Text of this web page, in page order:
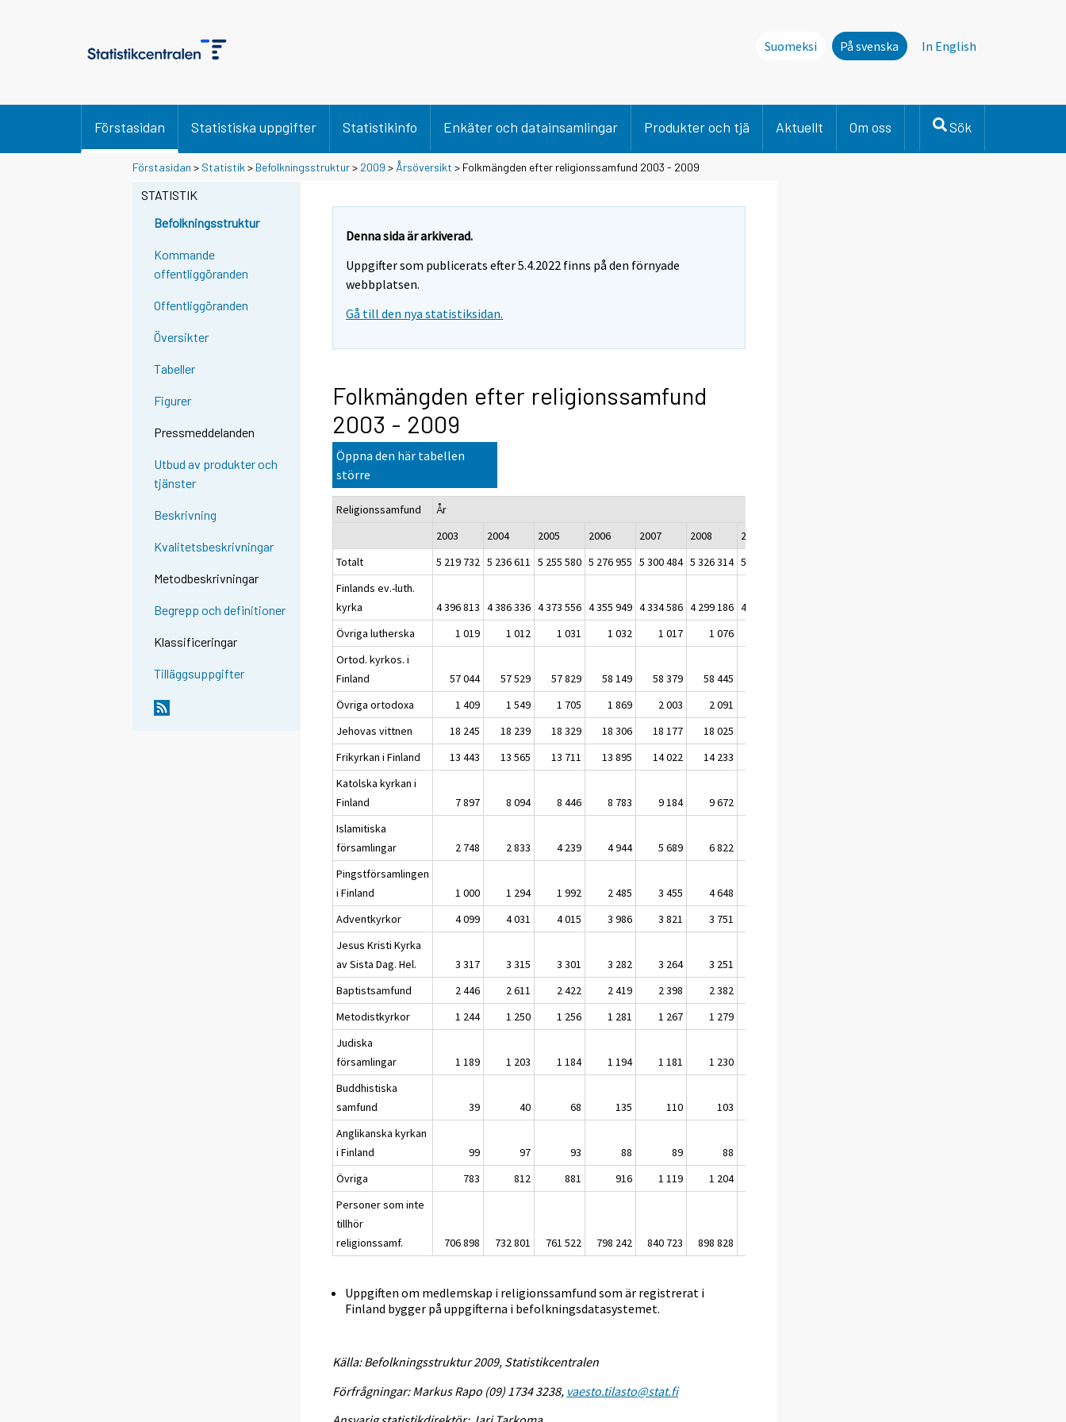
Suomeksi På svenska In English
Förstasidan Statistiska uppgifter Statistikinfo Enkäter och datainsamlingar Produkter och tjä Aktuellt Om oss Sök
Förstasidan > Statistik > Befolkningsstruktur> 2009 > Årsöversikt > Folkmängden efter religionssamfund 2003 - 2009
STATISTIK
Befolkningsstruktur
Kommande
offentliggöranden
Offentliggöranden
Översikter
Tabeller
Figurer
Pressmeddelanden
Utbud av produkter och
tjänster
Beskrivning
Kvalitetsbeskrivningar
Metodbeskrivningar
Begrepp och definitioner
Klassificeringar
Tilläggsuppgifter
Denna sida är arkiverad.
Uppgifter som publicerats efter 5.4.2022 finns på den förnyade
webbplatsen.
Gå till den nya statistiksidan.
Folkmängden efter religionssamfund
2003 - 2009
Öppna den här tabellen
större
Religionssamfund
År
2003
2004 2005 2006 2007 2008
2009
Totalt
5 219 732 5 236 611 5 255 580 5 276 955 5 300 484 5 326 314 5 351 427
Finlands ev.-luth.
kyrka
4 396 813 4 386 336 4 373 556 4 355 949 4 334 586 4 299 186 4 273 425
Övriga lutherska
1 019 1 012 1 031 1 032 1 017 1 076
Ortod. kyrkos. i
Finland
57 044 57 529 57 829 58 149 58 379 58 445
Övriga ortodoxa
1 409 1 549 1 705 1 869 2 003 2 091
Jehovas vittnen
18 245 18 239 18 329 18 306 18 177 18 025
Frikyrkan i Finland
13 443 13 565 13 711 13 895 14 022 14 233
Katolska kyrkan i
Finland
7 897 8 094 8 446 8 783 9 184 9 672
Islamitiska
församlingar
2 748 2 833 4 239 4 944 5 689 6 822
Pingstförsamlingen
i Finland
1 000 1 294 1 992 2 485 3 455 4 648
Adventkyrkor
4 099 4 031 4 015 3 986 3 821 3 751
Jesus Kristi Kyrka
av Sista Dag. Hel.
3 317 3 315 3 301 3 282 3 264 3 251
Baptistsamfund
2 446 2 611 2 422 2 419 2 398 2 382
Metodistkyrkor
1 244 1 250 1 256 1 281 1 267 1 279
Judiska
församlingar
1 189 1 203 1 184 1 194 1 181 1 230
Buddhistiska
samfund
39 40 68 135 110 103
Anglikanska kyrkan
i Finland
99 97 93 88 89 88
Övriga
783 812 881 916 1 119 1 204
Personer som inte
tillhör
religionssamf.
706 898 732 801 761 522 798 242 840 723 898 828
Uppgiften om medlemskap i religionssamfund som är registrerat i
Finland bygger på uppgifterna i befolkningsdatasystemet.
Källa: Befolkningsstruktur 2009, Statistikcentralen
Förfrågningar: Markus Rapo (09) 1734 3238, vaesto.tilasto@stat.fi